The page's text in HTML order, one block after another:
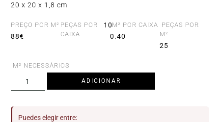
20 x 20 x 1,8 cm
PREÇO POR M²
88€
PEÇAS POR
CAIXA
10M² POR CAIXA
0.40
PEÇAS POR
M²
25
M² NECESSÁRIOS
ADICIONAR
Puedes elegir entre: